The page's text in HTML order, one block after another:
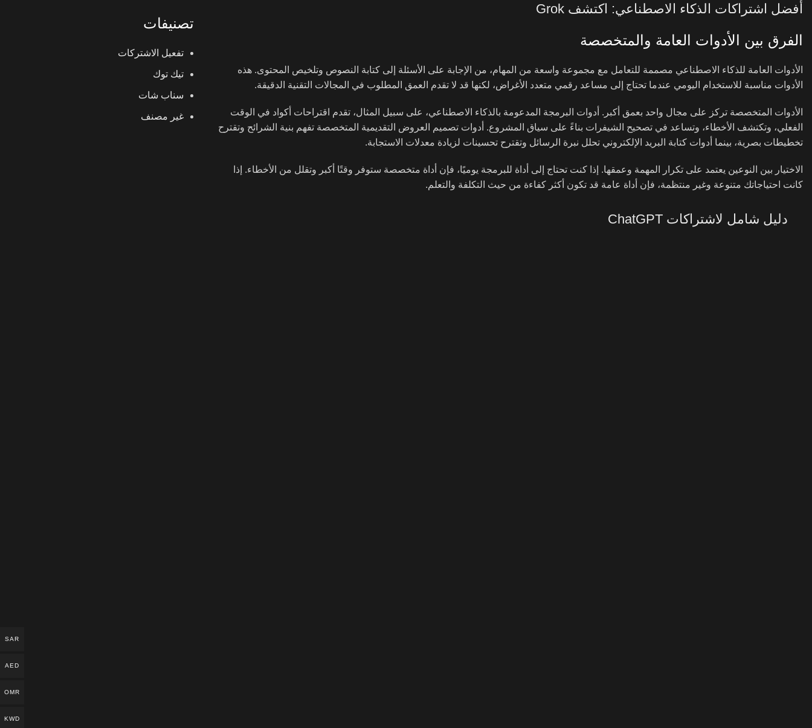
أفضل اشتراكات الذكاء الاصطناعي: اكتشف Grok
الفرق بين الأدوات العامة والمتخصصة
الأدوات العامة للذكاء الاصطناعي مصممة للتعامل مع مجموعة واسعة من المهام، من الإجابة على الأسئلة إلى كتابة النصوص وتلخيص المحتوى. هذه
الأدوات مناسبة للاستخدام اليومي عندما تحتاج إلى مساعد رقمي متعدد الأغراض، لكنها قد لا تقدم العمق المطلوب في المجالات التقنية الدقيقة.
الأدوات المتخصصة تركز على مجال واحد بعمق أكبر. أدوات البرمجة المدعومة بالذكاء الاصطناعي، على سبيل المثال، تقدم اقتراحات أكواد في الوقت
الفعلي، وتكتشف الأخطاء، وتساعد في تصحيح الشيفرات بناءً على سياق المشروع. أدوات تصميم العروض التقديمية المتخصصة تفهم بنية الشرائح وتقترح
تخطيطات بصرية، بينما أدوات كتابة البريد الإلكتروني تحلل نبرة الرسائل وتقترح تحسينات لزيادة معدلات الاستجابة.
الاختيار بين النوعين يعتمد على تكرار المهمة وعمقها. إذا كنت تحتاج إلى أداة للبرمجة يوميًا، فإن أداة متخصصة ستوفر وقتًا أكبر وتقلل من الأخطاء. إذا
كانت احتياجاتك متنوعة وغير منتظمة، فإن أداة عامة قد تكون أكثر كفاءة من حيث التكلفة والتعلم.
دليل شامل لاشتراكات ChatGPT
تصنيفات
تفعيل الاشتركات
تيك توك
سناب شات
غير مصنف
SAR
AED
OMR
KWD